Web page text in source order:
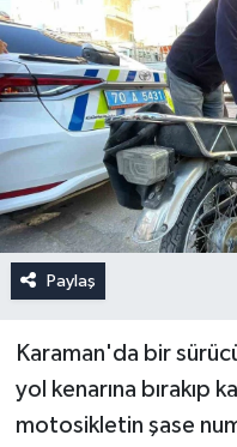
Paylaş
Karaman'da bir
yol kenarına bırakıp
motosikletin şase